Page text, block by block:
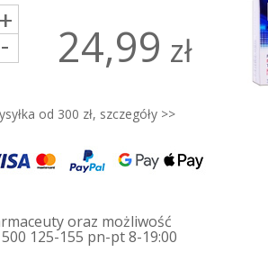
+
- 24,99 zł
od 300 zł, szczegóły >>
oraz możliwość
125-155 pn-pt 8-19:00